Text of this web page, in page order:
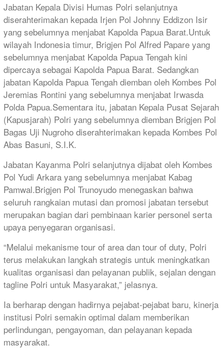
Jabatan Kepala Divisi Humas Polri selanjutnya
diserahterimakan kepada Irjen Pol Johnny Eddizon Isir
yang sebelumnya menjabat Kapolda Papua Barat.Untuk
wilayah Indonesia timur, Brigjen Pol Alfred Papare yang
sebelumnya menjabat Kapolda Papua Tengah kini
dipercaya sebagai Kapolda Papua Barat. Sedangkan
jabatan Kapolda Papua Tengah diemban oleh Kombes Pol
Jeremias Rontini yang sebelumnya menjabat Irwasda
Polda Papua.Sementara itu, jabatan Kepala Pusat Sejarah
(Kapusjarah) Polri yang sebelumnya diemban Brigjen Pol
Bagas Uji Nugroho diserahterimakan kepada Kombes Pol
Abas Basuni, S.I.K.
Jabatan Kayanma Polri selanjutnya dijabat oleh Kombes
Pol Yudi Arkara yang sebelumnya menjabat Kabag
Pamwal.Brigjen Pol Trunoyudo menegaskan bahwa
seluruh rangkaian mutasi dan promosi jabatan tersebut
merupakan bagian dari pembinaan karier personel serta
upaya penyegaran organisasi.
“Melalui mekanisme tour of area dan tour of duty, Polri
terus melakukan langkah strategis untuk meningkatkan
kualitas organisasi dan pelayanan publik, sejalan dengan
tagline Polri untuk Masyarakat,” jelasnya.
Ia berharap dengan hadirnya pejabat-pejabat baru, kinerja
institusi Polri semakin optimal dalam memberikan
perlindungan, pengayoman, dan pelayanan kepada
masyarakat.